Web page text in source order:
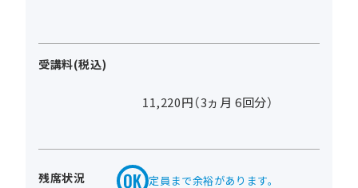
受講料(税込)
11,220円（3ヵ月 6回分）
残席状況 定員まで余裕があります。